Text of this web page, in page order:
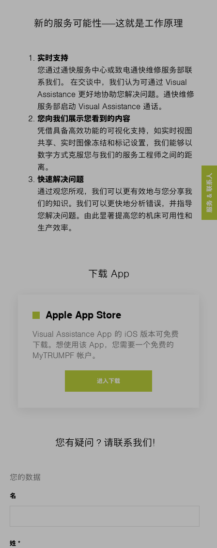
新的服务可能性——这就是工作原理
实时支持
您通过通快服务中心或致电通快维修服务部联
系我们。 在交谈中，我们认为可通过 Visual
Assistance 更好地协助您解决问题。 通快维修
服务部启动 Visual Assistance 通话。
您向我们展示您看到的内容
凭借具备高效功能的可视化支持，如实时视图
共享、实时图像冻结和标记设置，我们能够以
数字方式克服您与我们的服务工程师之间的距
离。
快速解决问题
通过观您所观，我们可以更有效地与您分享我
们的知识。我们可以更快地分析错误，并指导
您解决问题。由此显著提高您的机床可用性和
生产效率。
下载 App
Apple App Store
Visual Assistance App 的 iOS 版本可免费
下载。想使用该 App，您需要一个免费的
MyTRUMPF 帐户。
进入下载
您有疑问？请联系我们！
您的数据
名
姓 *
服务 & 联系人